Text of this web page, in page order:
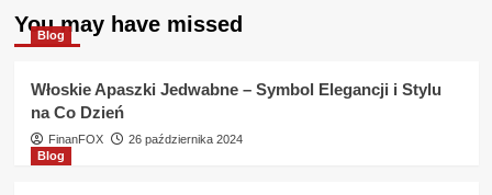
You may have missed
Blog
Włoskie Apaszki Jedwabne – Symbol Elegancji i Stylu
na Co Dzień
FinanFOX
26 października 2024
Blog